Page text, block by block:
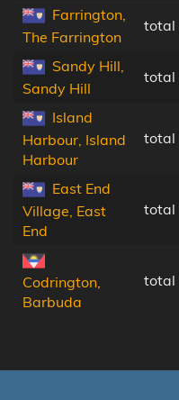
Farrington,
The Farrington
total
Sandy Hill,
Sandy Hill
total
Island
Harbour, Island
Harbour
total
East End
Village, East
End
total
Codrington,
Barbuda
total